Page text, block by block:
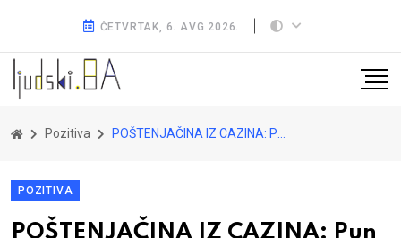
ČETVRTAK, 6. AVG 2026.
Pozitiva POŠTENJAČINA IZ CAZINA: Pun novčanik novca vratio vlasniku
POZITIVA
POŠTENJAČINA IZ CAZINA: Pun